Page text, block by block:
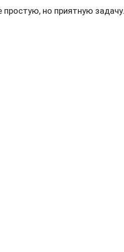
но приятную задачу.